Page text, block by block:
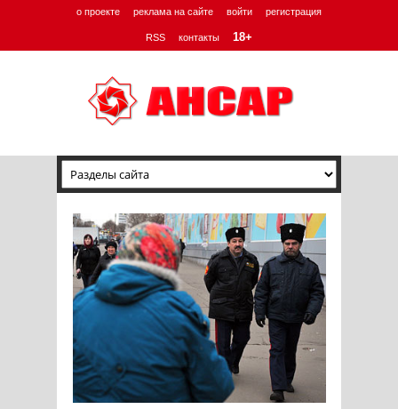
о проекте реклама на сайте войти регистрация
RSS контакты 18+